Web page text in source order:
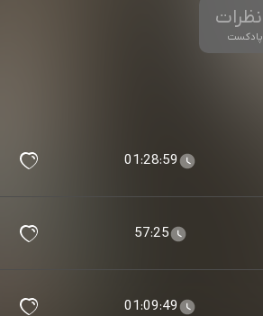
نظرات
پادکست
01:28:59
57:25
01:09:49